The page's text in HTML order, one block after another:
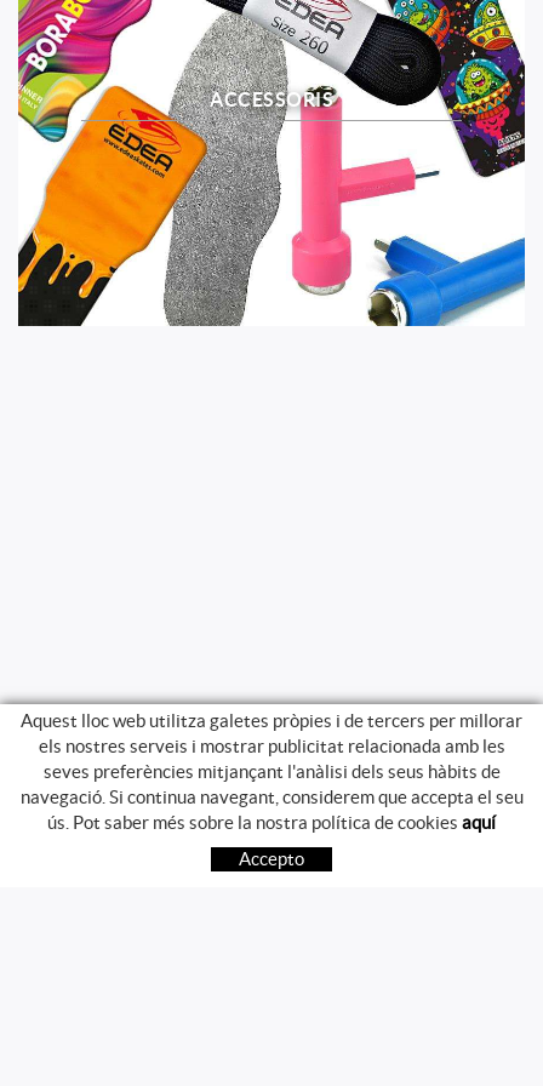
ACCESSORIS
GUIA DE COMPRA
COM COMPRAR
PREGUNTES FREQÜENTS
Aquest lloc web utilitza galetes pròpies i de tercers per millorar
els nostres serveis i mostrar publicitat relacionada amb les
seves preferències mitjançant l'anàlisi dels seus hàbits de
navegació. Si continua navegant, considerem que accepta el seu
ús. Pot saber més sobre la nostra política de cookies aquí
Accepto